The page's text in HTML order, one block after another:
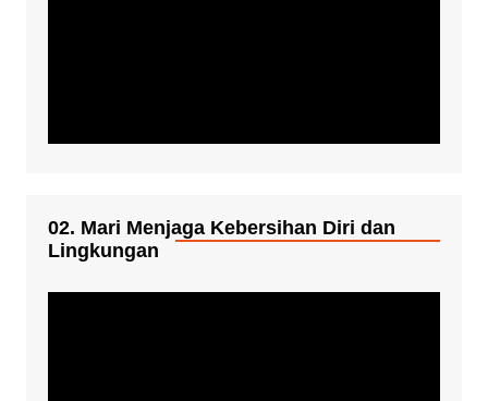
02. Mari Menjaga Kebersihan Diri dan
Lingkungan